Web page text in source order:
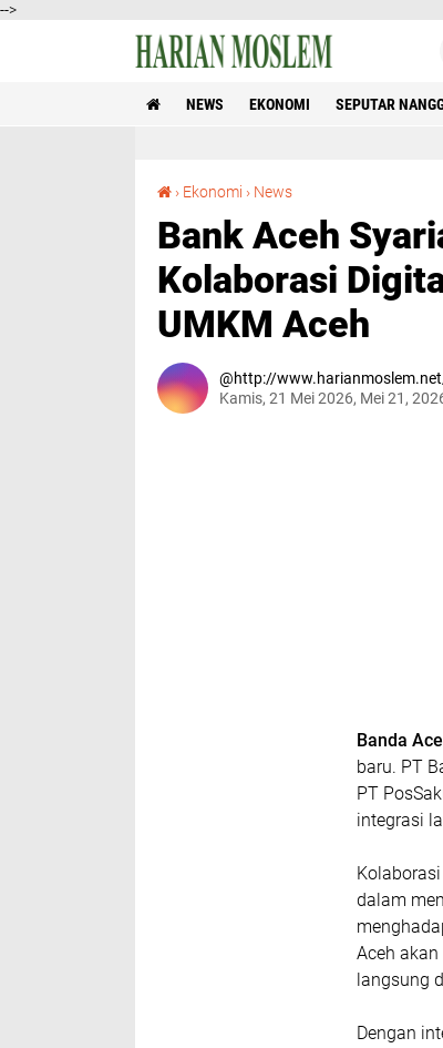
-->
NEWS EKONOMI SEPUTAR
› Ekonomi › News
Bank Aceh
Kolaborasi
UMKM Aceh
http://
Kamis, 21 Mei 2026, Mei 21,
Banda
baru. PT
PT
integrasi
dalam
Aceh
langsung
Dengan